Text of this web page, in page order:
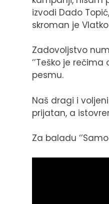
izvodi Dado
skroman je
Zadovoljstvo
‘’Teško je
pesmu.
Naš dragi i
prijatan, a
Za baladu